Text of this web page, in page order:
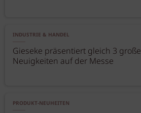
INDUSTRIE & HANDEL
Gieseke präsentiert gleich 3 große
Neuigkeiten auf der Messe
PRODUKT-NEUHEITEN